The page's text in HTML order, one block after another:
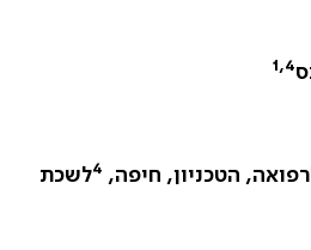
1,4
הטכניון, חיפה, 4לשכת